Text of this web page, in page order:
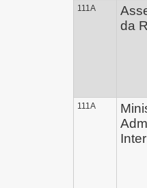
111A
da
111A